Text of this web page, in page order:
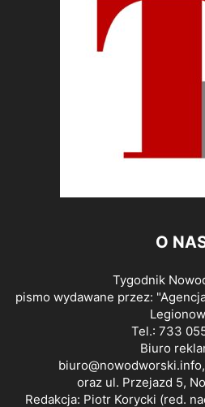
O
Tygodnik
pismo wydawane przez:
Tel.: 733
Biuro
biuro@nowodworski.info
oraz ul. Przejazd 5,
Redakcja: Piotr Korycki (red.